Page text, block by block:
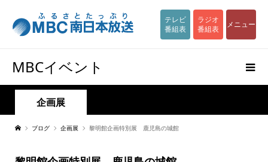
テレビ
番組表
ラジオ
番組表
メニュー
MBCイベント
企画展
ブログ 企画展 黎明館企画特別展 鹿児島の城館